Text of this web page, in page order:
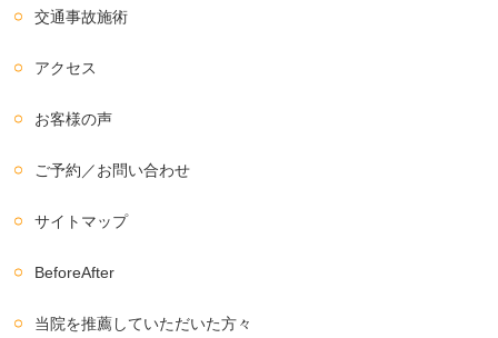
交通事故施術
アクセス
お客様の声
ご予約／お問い合わせ
サイトマップ
BeforeAfter
当院を推薦していただいた方々